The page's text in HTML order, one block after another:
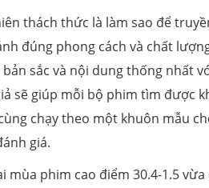
thách thức là làm sao để
đúng phong cách và chất
sắc và nội dung thống nhất
sẽ giúp mỗi bộ phim tìm được
chạy theo một khuôn mẫu
giá.
mùa phim cao điểm 30.4-1.5